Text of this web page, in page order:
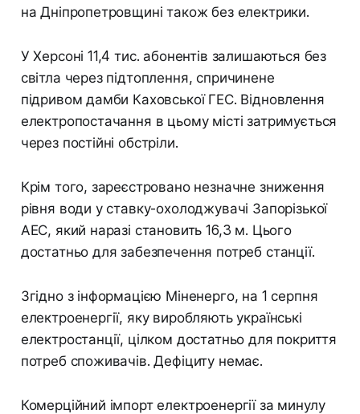
на Дніпропетровщині також без електрики.
У Херсоні 11,4 тис. абонентів залишаються без
світла через підтоплення, спричинене
підривом дамби Каховської ГЕС. Відновлення
електропостачання в цьому місті затримується
через постійні обстріли.
Крім того, зареєстровано незначне зниження
рівня води у ставку-охолоджувачі Запорізької
АЕС, який наразі становить 16,3 м. Цього
достатньо для забезпечення потреб станції.
Згідно з інформацією Міненерго, на 1 серпня
електроенергії, яку виробляють українські
електростанції, цілком достатньо для покриття
потреб споживачів. Дефіциту немає.
Комерційний імпорт електроенергії за минулу